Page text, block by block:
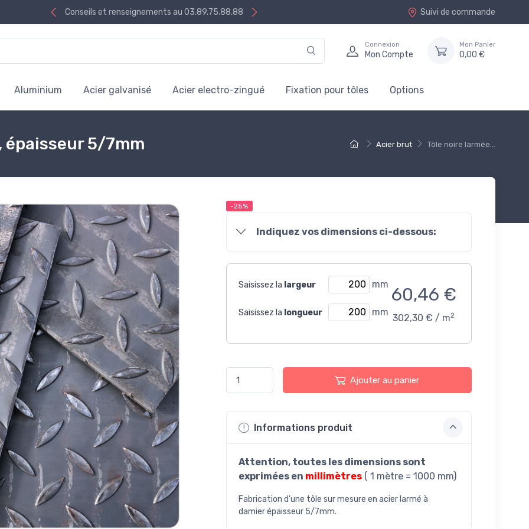
Conseils et renseignements au 03.89.75.88.88 Suivi de commande
Connexion
Mon Compte
Mon Panier
0,00 €
Aluminium Acier galvanisé Acier electro-zingué Fixation pour tôles Options
Acier brut Tôle noire larmée...
épaisseur 5/7mm
-25%
Indiquez vos dimensions ci-dessous:
Saisissez la largeur mm
Saisissez la longueur mm
60,46 €
302,30 € / m2
Ajouter au panier
Informations produit
Attention, toutes les dimensions sont
exprimées en millimètres( 1 mètre = 1000 mm)
Fabrication d'une tôle sur mesure en acier larmé à
damier épaisseur 5/7mm.